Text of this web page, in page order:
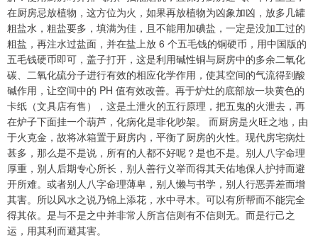
在厨房忌放植物，这方位为火，如果再放植物为凶象加凶，放多几罐
粗盐水，粗盐要多，填满为佳，且不能用加碘盐，一定是没加工过的
粗盐，再注水过盐面，并在盐上放 6 个五毛钱的铜硬币，用中国版的
五毛钱硬币即可，盖子打开，这是利用碱性铜与厨房中的多余二氧化
碳、二氧化硫分子进行有效的相应化学作用，使其空间的气流得到酸
碱作用，让空间中的 PH 值有效改善。再于炉灶的底部放一块黄色的
卡纸（文具店有售），这是土泄火的五行原理，把五鬼的火泄去，再
在炉子下面挂一个葫芦，化病化是非化吵架。 而厨房是火旺之地，由
于火克金，故将冰箱置于厨房内，平衡了厨房的火性。现代房宅病灶
甚多，那么是不是说，所有的人都不好呢？是也不是。别人八字命理
厚重，别人后期专心所长，别人善行义举而得其天佑地保人护持而避
开所难。或者别人八字命理薄卑，别人懒与书学，别人行恶弄差而增
其害。所以风水之说乃锦上添花，水中寻木。可以有所帮而不能完全
得其依。是与不是之中并非常人所言信则有不信则无。而是行己之
运，用其利而避其害。